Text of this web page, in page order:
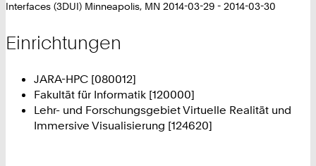
Interfaces (3DUI) Minneapolis, MN 2014-03-29 - 2014-03-30
Einrichtungen
JARA-HPC [080012]
Fakultät für Informatik [120000]
Lehr- und Forschungsgebiet Virtuelle Realität und
Immersive Visualisierung [124620]